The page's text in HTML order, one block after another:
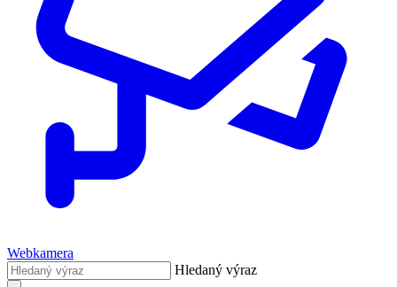
Webkamera
Hledaný výraz